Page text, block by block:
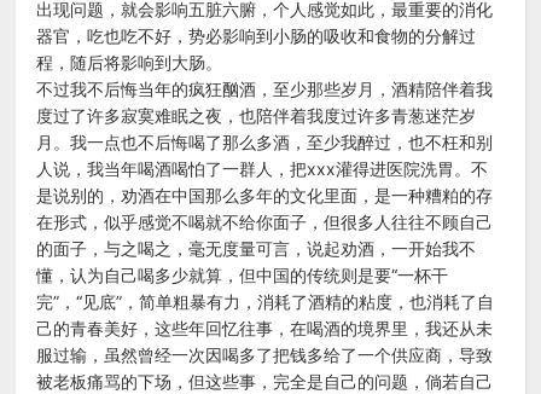
出现问题，就会影响五脏六腑，个人感觉如此，最重要的消化
器官，吃也吃不好，势必影响到小肠的吸收和食物的分解过
程，随后将影响到大肠。
不过我不后悔当年的疯狂酗酒，至少那些岁月，酒精陪伴着我
度过了许多寂寞难眠之夜，也陪伴着我度过许多青葱迷茫岁
月。我一点也不后悔喝了那么多酒，至少我醉过，也不枉和别
人说，我当年喝酒喝怕了一群人，把xxx灌得进医院洗胃。不
是说别的，劝酒在中国那么多年的文化里面，是一种糟粕的存
在形式，似乎感觉不喝就不给你面子，但很多人往往不顾自己
的面子，与之喝之，毫无度量可言，说起劝酒，一开始我不
懂，认为自己喝多少就算，但中国的传统则是要“一杯干
完”，“见底”，简单粗暴有力，消耗了酒精的粘度，也消耗了自
己的青春美好，这些年回忆往事，在喝酒的境界里，我还从未
服过输，虽然曾经一次因喝多了把钱多给了一个供应商，导致
被老板痛骂的下场，但这些事，完全是自己的问题，倘若自己